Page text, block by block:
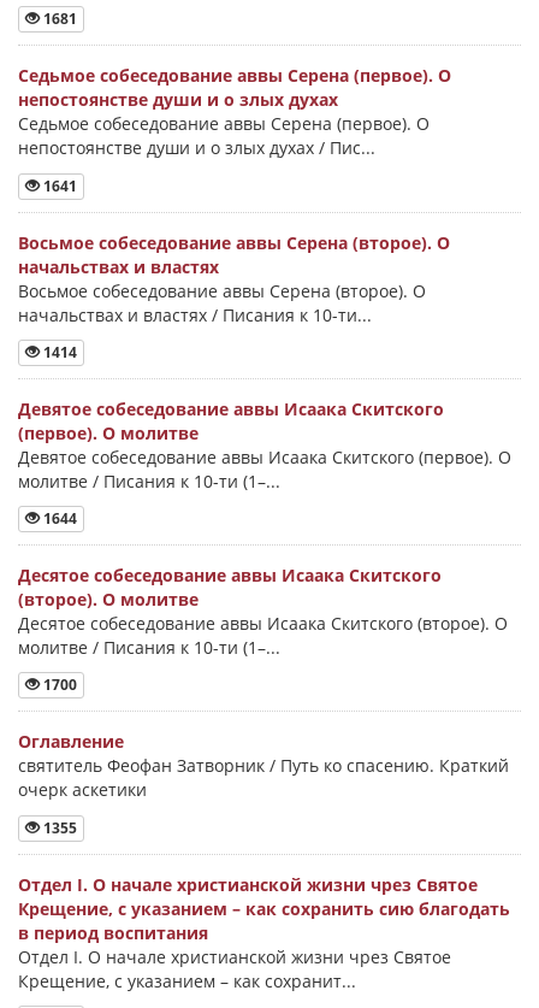
1681
Седьмое собеседование аввы Серена (первое). О
непостоянстве души и о злых духах
Седьмое собеседование аввы Серена (первое). О
непостоянстве души и о злых духах / Пис...
1641
Восьмое собеседование аввы Серена (второе). О
начальствах и властях
Восьмое собеседование аввы Серена (второе). О
начальствах и властях / Писания к 10-ти...
1414
Девятое собеседование аввы Исаака Скитского
(первое). О молитве
Девятое собеседование аввы Исаака Скитского (первое). О
молитве / Писания к 10-ти (1–...
1644
Десятое собеседование аввы Исаака Скитского
(второе). О молитве
Десятое собеседование аввы Исаака Скитского (второе). О
молитве / Писания к 10-ти (1–...
1700
Оглавление
святитель Феофан Затворник / Путь ко спасению. Краткий
очерк аскетики
1355
Отдел I. О начале христианской жизни чрез Святое
Крещение, с указанием – как сохранить сию благодать
в период воспитания
Отдел I. О начале христианской жизни чрез Святое
Крещение, с указанием – как сохранит...